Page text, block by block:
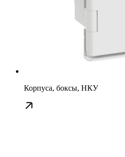
Корпуса, боксы, НКУ